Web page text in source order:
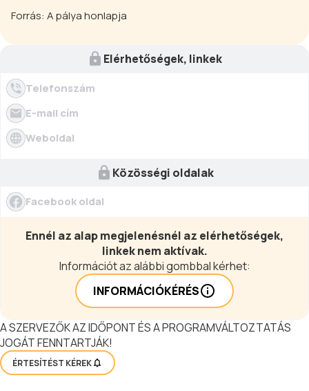
Forrás: A pálya honlapja
Elérhetőségek, linkek
Telefonszám
E-mail cím
Weboldal
Közösségi oldalak
Facebook oldal
Ennél az alap megjelenésnél az elérhetőségek,
linkek nem aktívak.
Információt az alábbi gombbal kérhet:
INFORMÁCIÓKÉRÉS
A SZERVEZŐK AZ IDŐPONT ÉS A PROGRAMVÁLTOZTATÁS
JOGÁT FENNTARTJÁK!
ÉRTESÍTÉST KÉREK